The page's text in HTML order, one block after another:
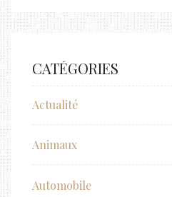
CATÉGORIES
Actualité
Animaux
Automobile